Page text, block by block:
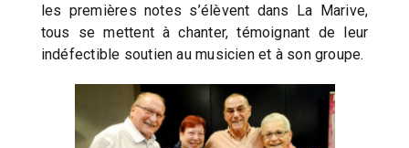
les premières notes s’élèvent dans La Marive,
tous se mettent à chanter, témoignant de leur
indéfectible soutien au musicien et à son groupe.